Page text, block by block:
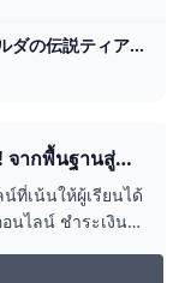
洞窟がすぐ見つかる！効率的な探し方【ゼルダの伝説ティアーズオブザキングダム】 転ばぬ先の本
จากพื้นฐานสู่
ที่เน้นให้ผู้เรียนได้
นไลน์ ชำระเงิน